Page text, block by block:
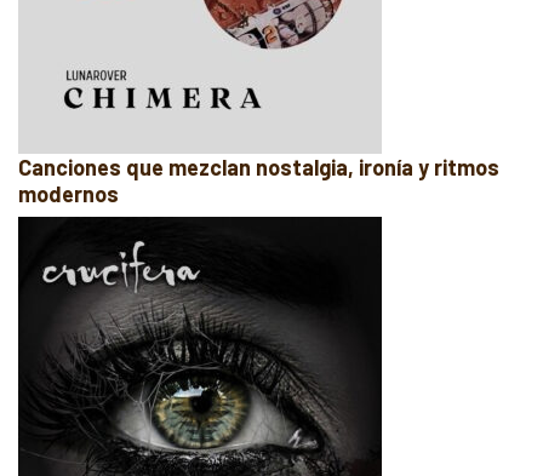
Canciones que mezclan nostalgia, ironía y ritmos
modernos